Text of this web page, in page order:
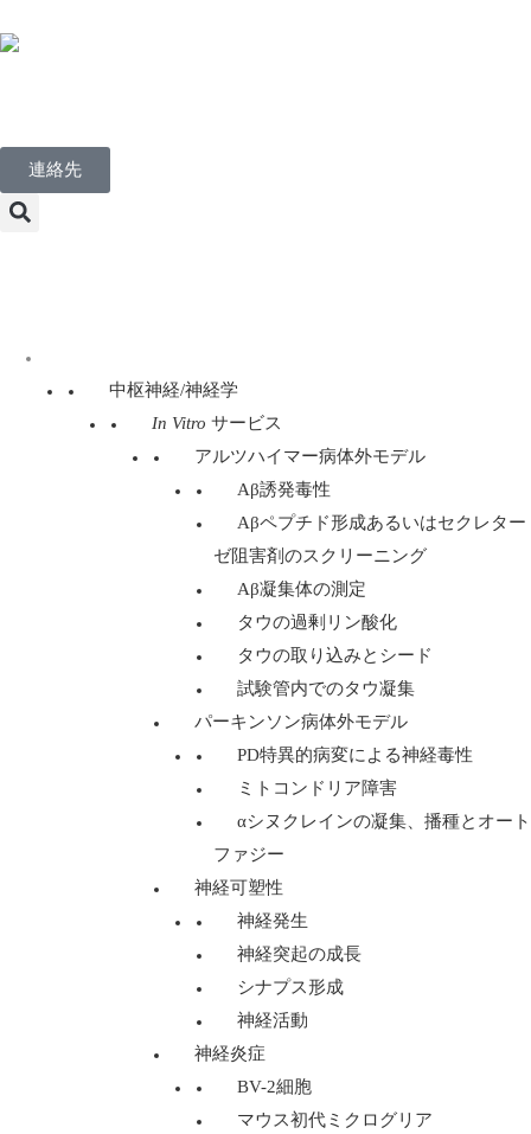
連絡先
中枢神経/神経学
In Vitro サービス
アルツハイマー病体外モデル
Aβ誘発毒性
Aβペプチド形成あるいはセクレター
ゼ阻害剤のスクリーニング
Aβ凝集体の測定
タウの過剰リン酸化
タウの取り込みとシード
試験管内でのタウ凝集
パーキンソン病体外モデル
PD特異的病変による神経毒性
ミトコンドリア障害
αシヌクレインの凝集、播種とオート
ファジー
神経可塑性
神経発生
神経突起の成長
シナプス形成
神経活動
神経炎症
BV-2細胞
マウス初代ミクログリア